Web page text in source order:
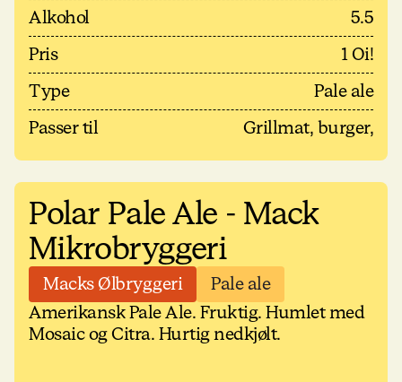
Alkohol
5.5
Pris
1 Oi!
Type
Pale ale
Passer til
Grillmat, burger,
Polar Pale Ale - Mack
Mikrobryggeri
Macks Ølbryggeri
Pale ale
Amerikansk Pale Ale. Fruktig. Humlet med
Mosaic og Citra. Hurtig nedkjølt.